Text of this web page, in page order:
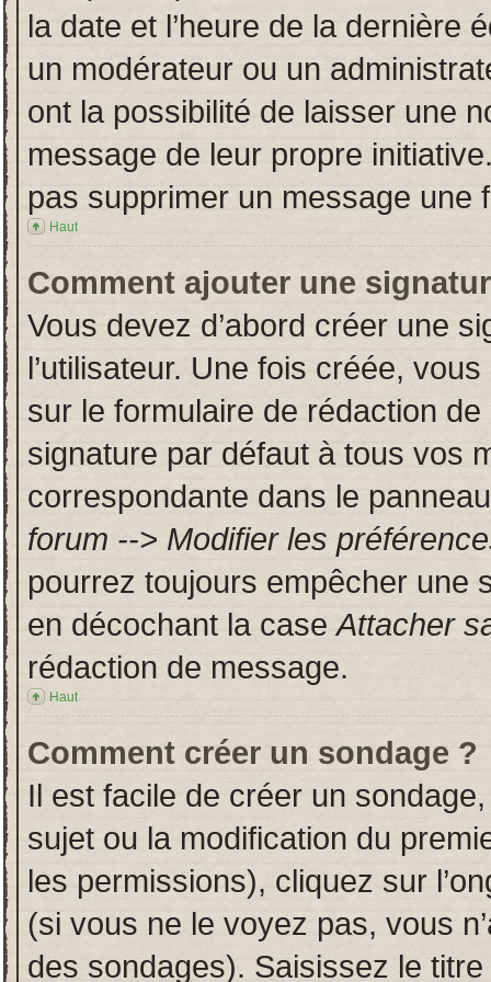
la date et l’heure de la dernière
un modérateur ou un
ont la possibilité de laisser une
message de leur propre
pas supprimer un message une
Haut
Comment ajouter une
Vous devez d’abord créer une
l’utilisateur. Une fois créée,
sur le formulaire de rédaction
signature par défaut à tous vos
correspondante dans le
forum --> Modifier les
pourrez toujours empêcher une
en décochant la caseAttacher
rédaction de message.
Haut
Comment créer un sondage ?
Il est facile de créer un
sujet ou la modification du
les permissions), cliquez sur
(si vous ne le voyez pas, vous
des sondages). Saisissez le